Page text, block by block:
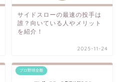
サイドスローの最速の投手は
誰？向いている人やメリット
を紹介！
2025-11-24
プロ野球全般